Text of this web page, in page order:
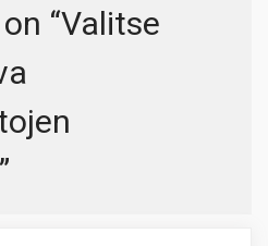
“Valitse
”